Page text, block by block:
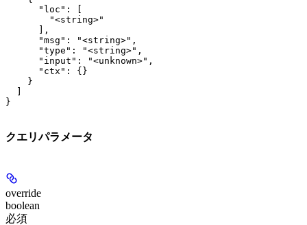
      "loc": [
        "<string>"
      ],
      "msg": "<string>",
      "type": "<string>",
      "input": "<unknown>",
      "ctx": {}
    }
}
クエリパラメータ
override
boolean
必須